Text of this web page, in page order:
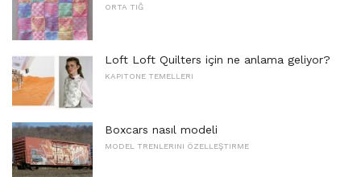
ORTA TIĞ
Loft Loft Quilters için ne anlama geliyor?
KAPITONE TEMELLERI
Boxcars nasıl modeli
MODEL TRENLERINI ÖZELLEŞTIRME